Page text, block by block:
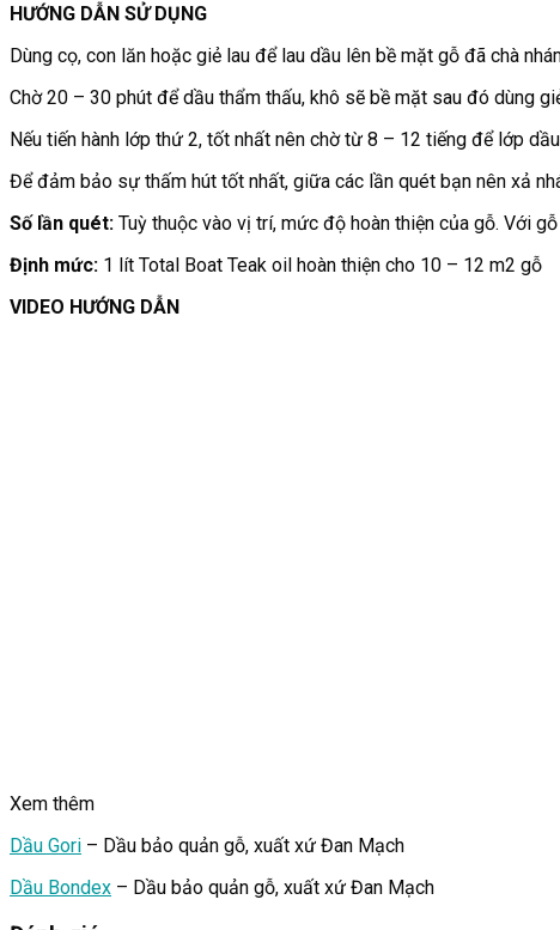
HƯỚNG DẪN SỬ DỤNG
Dùng cọ, con lăn hoặc giẻ lau để lau dầu lên bề mặt gỗ đã chà
Chờ 20 – 30 phút để dầu thẩm thấu, khô sẽ bề mặt sau đó dùng
Nếu tiến hành lớp thứ 2, tốt nhất nên chờ từ 8 – 12 tiếng để lớp
Để đảm bảo sự thấm hút tốt nhất, giữa các lần quét bạn nên xả
Số lần quét: Tuỳ thuộc vào vị trí, mức độ hoàn thiện của gỗ. Với
Định mức: 1 lít Total Boat Teak oil hoàn thiện cho 10 – 12 m2 gỗ
VIDEO HƯỚNG DẪN
Xem thêm
Dầu Gori – Dầu bảo quản gỗ, xuất xứ Đan Mạch
Dầu Bondex – Dầu bảo quản gỗ, xuất xứ Đan Mạch